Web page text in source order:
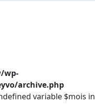
wp-
archive.php
variable $mois in